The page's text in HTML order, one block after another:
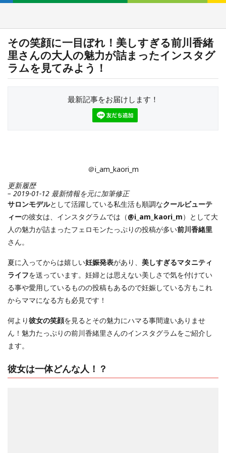
その笑顔に一目ぼれ！美しすぎる前川香緒
里さんの大人の魅力が詰まったインスタグ
ラムを見てみよう！
最新記事をお届けします！
＠i_am_kaori_m
更新履歴
– 2019-01-12 最新情報を元に加筆修正
サロンモデルとして活躍している私生活も順調なクールビューテ
ィーの彼女は、インスタグラムでは（@i_am_kaori_m）として大
人の魅力が詰まったフェロモンたっぷりの投稿が多い前川香緒里
さん。
夏に入ってからは嬉しい妊娠発表があり、 美しすぎるマタニティ
ライフを送っています。妊婦とは思えない美しさで気を付けてい
る事や愛用しているものの投稿もあるので妊娠している方もこれ
からママになる方も必見です！
何より彼女の笑顔を見るとその魅力にハマる事間違いありませ
ん！魅力たっぷりの前川香緒里さんのインスタグラムをご紹介し
ます。
彼女は一体どんな人！？